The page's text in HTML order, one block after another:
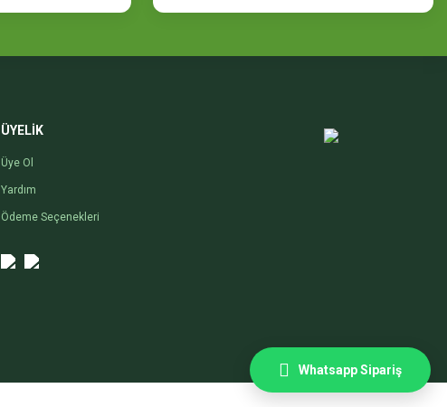
Whatsapp Sipariş
ÜYELİK
Üye Ol
Yardım
Ödeme Seçenekleri